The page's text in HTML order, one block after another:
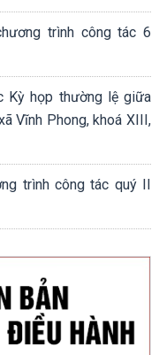
trình công tác 6
Kỳ họp thường lệ giữa
Vĩnh Phong, khoá XIII,
trình công tác quý II